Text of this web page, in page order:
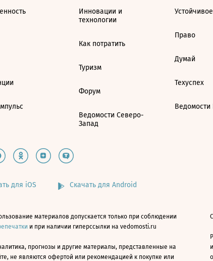
Инновации и
технологии
Как потратить
Туризм
Форум
Ведомости Северо-
Запад
Право
Думай
Техуспех
для iOS Скачать для Android
материалов допускается только при соблюдении
и при наличии гиперссылки на vedomosti.ru
прогнозы и другие материалы, представленные на
не являются офертой или рекомендацией к покупке или